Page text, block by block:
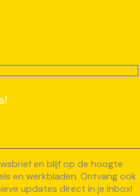
en blijf op de hoogte
en werkbladen. Ontvang ook
updates direct in je inbox!